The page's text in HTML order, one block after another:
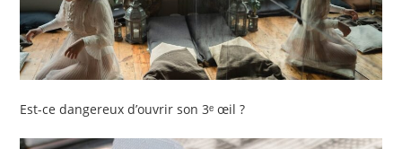
Est-ce dangereux d’ouvrir son 3ᵉ œil ?